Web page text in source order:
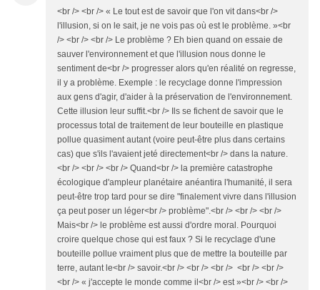
<br /> <br /> « Le tout est de savoir que l'on vit dans<br />
l'illusion, si on le sait, je ne vois pas où est le problème. »<br
/> <br /> <br /> Le problème ? Eh bien quand on essaie de
sauver l'environnement et que l'illusion nous donne le
sentiment de<br /> progresser alors qu'en réalité on regresse,
il y a problème. Exemple : le recyclage donne l'impression
aux gens d'agir, d'aider à la préservation de l'environnement.
Cette illusion leur suffit.<br /> Ils se fichent de savoir que le
processus total de traitement de leur bouteille en plastique
pollue quasiment autant (voire peut-être plus dans certains
cas) que s'ils l'avaient jeté directement<br /> dans la nature.
<br /> <br /> <br /> Quand<br /> la première catastrophe
écologique d'ampleur planétaire anéantira l'humanité, il sera
peut-être trop tard pour se dire "finalement vivre dans l'illusion
ça peut poser un léger<br /> problème".<br /> <br /> <br />
Mais<br /> le problème est aussi d'ordre moral. Pourquoi
croire quelque chose qui est faux ? Si le recyclage d'une
bouteille pollue vraiment plus que de mettre la bouteille par
terre, autant le<br /> savoir.<br /> <br /> <br /> <br /> <br />
<br /> « j'accepte le monde comme il<br /> est »<br /> <br />